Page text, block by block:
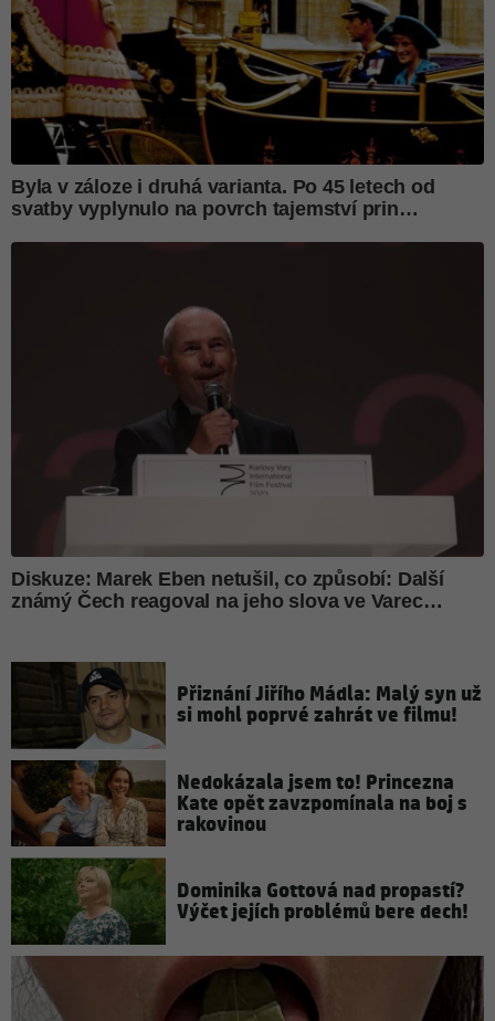
Přiznání Jiřího Mádla: Malý syn už
si mohl poprvé zahrát ve filmu!
Nedokázala jsem to! Princezna
Kate opět zavzpomínala na boj s
rakovinou
Dominika Gottová nad propastí?
Výčet jejích problémů bere dech!